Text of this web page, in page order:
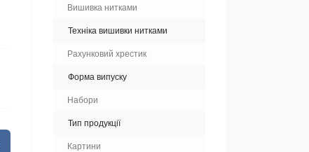
Вишивка нитками
Техніка вишивки нитками
Рахунковий хрестик
Форма випуску
Набори
Тип продукції
Картини